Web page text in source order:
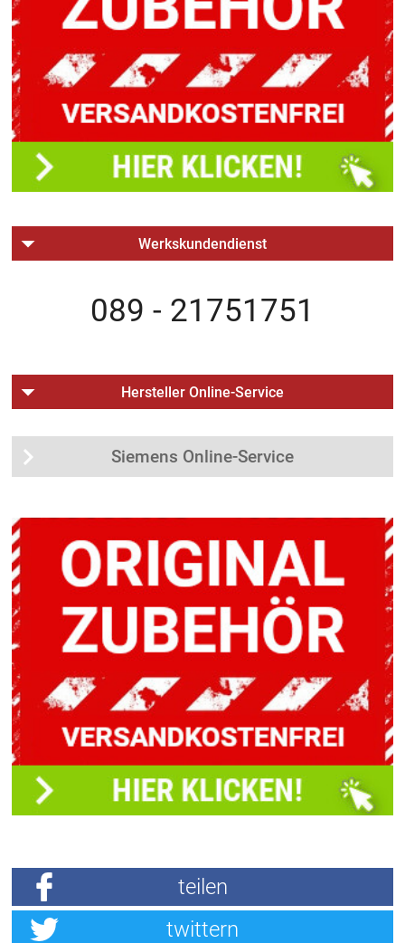
Werkskundendienst
089 - 21751751
Hersteller Online-Service
Siemens Online-Service
teilen
twittern